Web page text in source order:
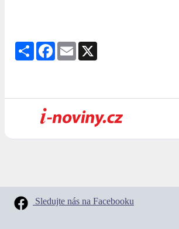
Share Facebook
Email
Sledujte nás na Facebooku